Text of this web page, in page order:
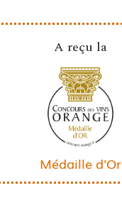
A reçu la
Médaille d'Or